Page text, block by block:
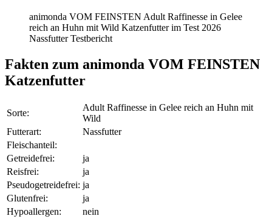
animonda VOM FEINSTEN Adult Raffinesse in Gelee
reich an Huhn mit Wild Katzenfutter im Test 2026
Nassfutter Testbericht
Fakten zum animonda VOM FEINSTEN
Katzenfutter
Sorte:
Adult Raffinesse in Gelee reich an Huhn mit
Wild
Futterart:
Nassfutter
Fleischanteil:
Getreidefrei:
ja
Reisfrei:
ja
Pseudogetreidefrei: ja
Glutenfrei:
ja
Hypoallergen:
nein